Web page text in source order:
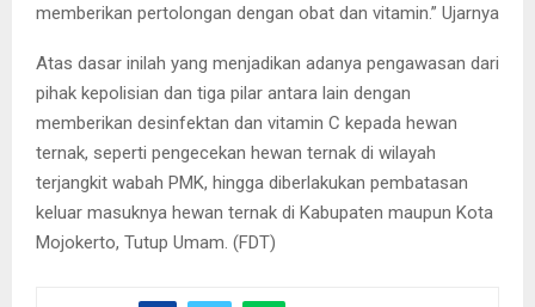
memberikan pertolongan dengan obat dan vitamin.” Ujarnya
Atas dasar inilah yang menjadikan adanya pengawasan dari
pihak kepolisian dan tiga pilar antara lain dengan
memberikan desinfektan dan vitamin C kepada hewan
ternak, seperti pengecekan hewan ternak di wilayah
terjangkit wabah PMK, hingga diberlakukan pembatasan
keluar masuknya hewan ternak di Kabupaten maupun Kota
Mojokerto, Tutup Umam. (FDT)